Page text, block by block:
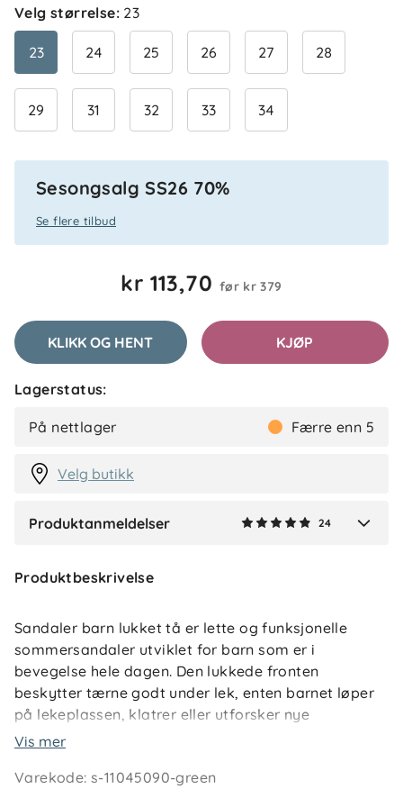
Velg størrelse: 23
23 24 25 26 27 28
29 31 32 33 34
Sesongsalg SS26 70%
Se flere tilbud
kr 113,70 før kr 379
KLIKK OG HENT KJØP
Lagerstatus:
På nettlager Færre enn 5
Velg butikk
Produktanmeldelser 24
AP
8 dager siden
L Linn
Produktbeskrivelse
Sandaler barn lukket tå er lette og funksjonelle
sommersandaler utviklet for barn som er i
bevegelse hele dagen. Den lukkede fronten
beskytter tærne godt under lek, enten barnet løper
på lekeplassen, klatrer eller utforsker nye
omgivelser ute i sommervarmen.
Sandalen sitter stabilt på foten og oppleves lett og
Vis mer
Varekode:s-11045090-green